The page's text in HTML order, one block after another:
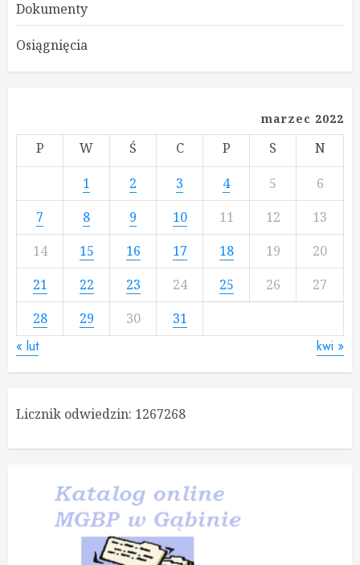
Dokumenty
Osiągnięcia
marzec 2022
P W Ś C P S
N
1
2 3 4 5
6
7
8 9 10 11 12
13
14
15 16 17 18 19
20
21
22 23 24 25 26
27
28
29 30 31
« lut kwi »
Licznik odwiedzin: 1267268